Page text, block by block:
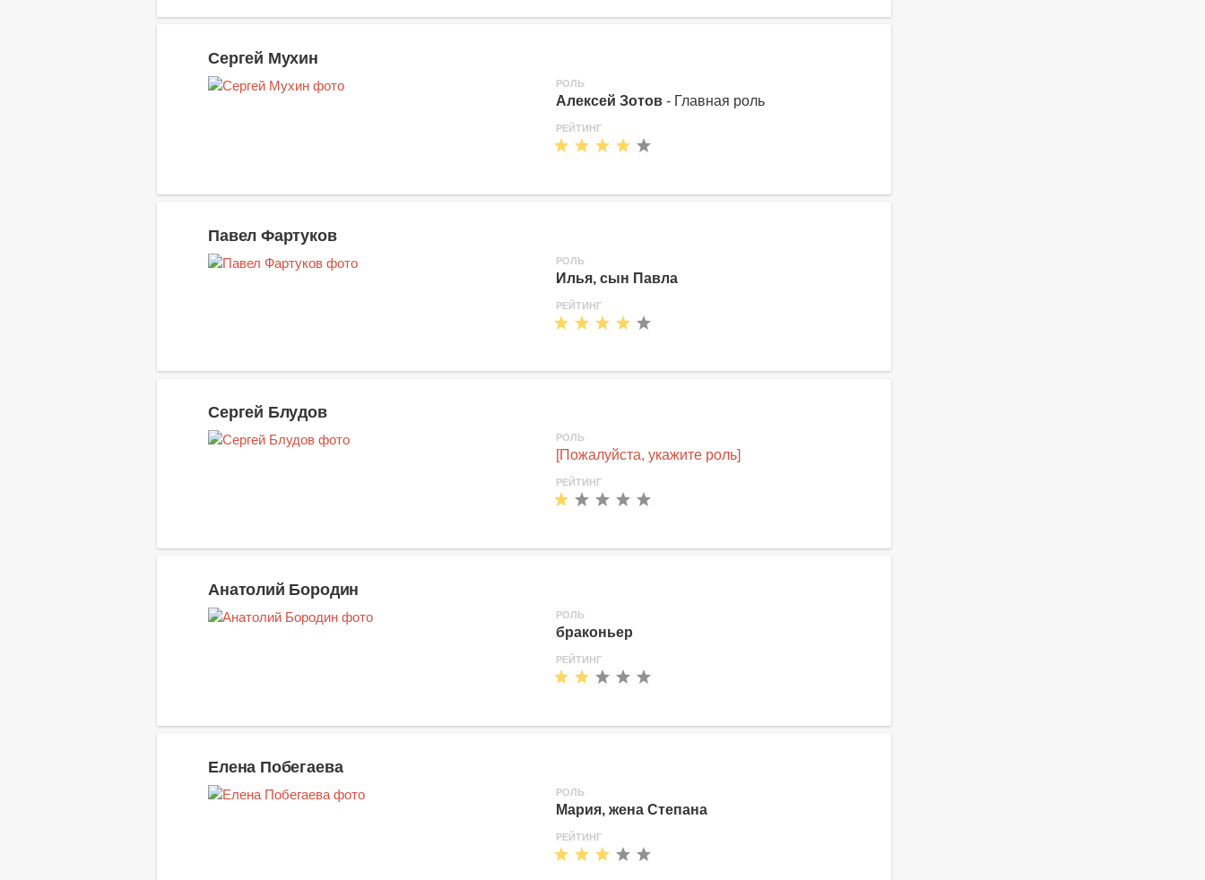
Сергей Мухин
РОЛЬ
Алексей Зотов- Главная роль
РЕЙТИНГ
Павел Фартуков
РОЛЬ
Илья, сын Павла
РЕЙТИНГ
Сергей Блудов
РОЛЬ
[Пожалуйста, укажите роль]
РЕЙТИНГ
Анатолий Бородин
РОЛЬ
браконьер
РЕЙТИНГ
Елена Побегаева
РОЛЬ
Мария, жена Степана
РЕЙТИНГ